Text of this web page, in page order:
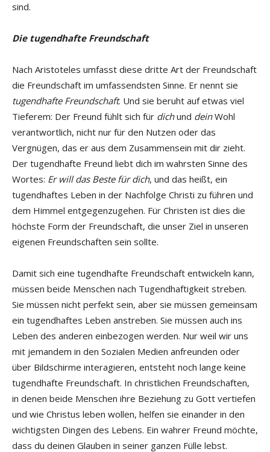
sind.
Die tugendhafte Freundschaft
Nach Aristoteles umfasst diese dritte Art der Freundschaft
die Freundschaft im umfassendsten Sinne. Er nennt sie
tugendhafte Freundschaft. Und sie beruht auf etwas viel
Tieferem: Der Freund fühlt sich für dichund deinWohl
verantwortlich, nicht nur für den Nutzen oder das
Vergnügen, das er aus dem Zusammensein mit dir zieht.
Der tugendhafte Freund liebt dich im wahrsten Sinne des
Wortes: Er will das Beste für dich, und das heißt, ein
tugendhaftes Leben in der Nachfolge Christi zu führen und
dem Himmel entgegenzugehen. Für Christen ist dies die
höchste Form der Freundschaft, die unser Ziel in unseren
eigenen Freundschaften sein sollte.
Damit sich eine tugendhafte Freundschaft entwickeln kann,
müssen beide Menschen nach Tugendhaftigkeit streben.
Sie müssen nicht perfekt sein, aber sie müssen gemeinsam
ein tugendhaftes Leben anstreben. Sie müssen auch ins
Leben des anderen einbezogen werden. Nur weil wir uns
mit jemandem in den Sozialen Medien anfreunden oder
über Bildschirme interagieren, entsteht noch lange keine
tugendhafte Freundschaft. In christlichen Freundschaften,
in denen beide Menschen ihre Beziehung zu Gott vertiefen
und wie Christus leben wollen, helfen sie einander in den
wichtigsten Dingen des Lebens. Ein wahrer Freund möchte,
dass du deinen Glauben in seiner ganzen Fülle lebst.